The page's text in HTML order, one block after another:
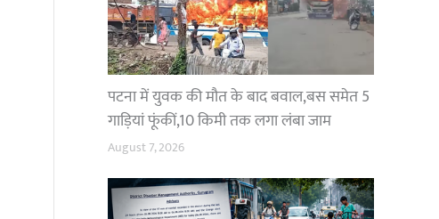
पटना में युवक की मौत के बाद बवाल,बस समेत 5
गाड़ियां फूंकीं,10 किमी तक लगा लंबा जाम
August 7, 2026